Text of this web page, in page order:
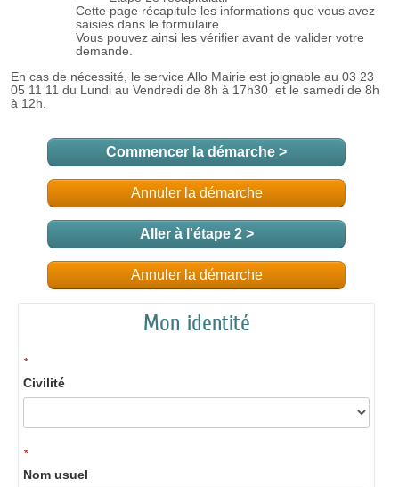
Commencer la démarche >
Annuler la démarche
Aller à l'étape 2 >
Annuler la démarche
Mon identité
*
Civilité
*
Nom usuel